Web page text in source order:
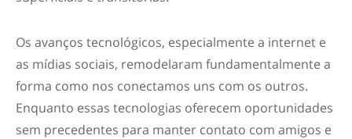
Os avanços tecnológicos, especialmente a internet e
as mídias sociais, remodelaram fundamentalmente a
forma como nos conectamos uns com os outros.
Enquanto essas tecnologias oferecem oportunidades
sem precedentes para manter contato com amigos e